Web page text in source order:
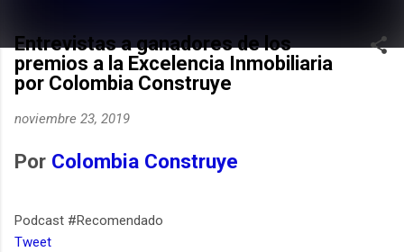
Entrevistas a ganadores de los
premios a la Excelencia Inmobiliaria
por Colombia Construye
noviembre 23, 2019
Por Colombia Construye
Podcast #Recomendado
Tweet